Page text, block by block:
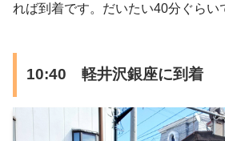
れば到着です。だいたい40分ぐらい
10:40 軽井沢銀座に到着